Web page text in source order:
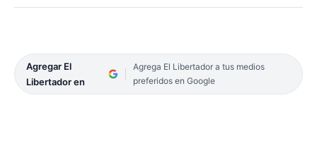
Agregar El
Libertador en
Agrega El Libertador a tus medios
preferidos en Google